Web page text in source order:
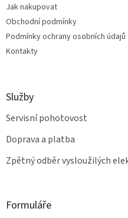
Jak nakupovat
Obchodní podmínky
Podmínky ochrany osobních údajů
Kontakty
Služby
Servisní pohotovost
Doprava a platba
Zpětný odběr vysloužilých
Formuláře